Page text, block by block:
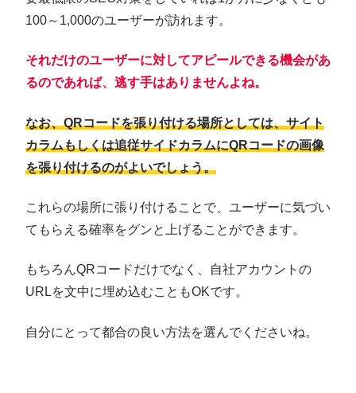
100～1,000のユーザーが訪れます。
それだけのユーザーに対してアピールできる機会があ
るのであれば、逃す手はありませんよね。
なお、QRコードを張り付ける場所としては、サイト
カラムもしくは追従サイドカラムにQRコードの画像
を張り付けるのがよいでしょう。
これらの場所に張り付けることで、ユーザーに気づい
てもらえる確率をグンと上げることができます。
もちろんQRコードだけでなく、自社アカウントの
URLを文中に埋め込むこともOKです。
自分にとって都合の良い方法を選んでくださいね。